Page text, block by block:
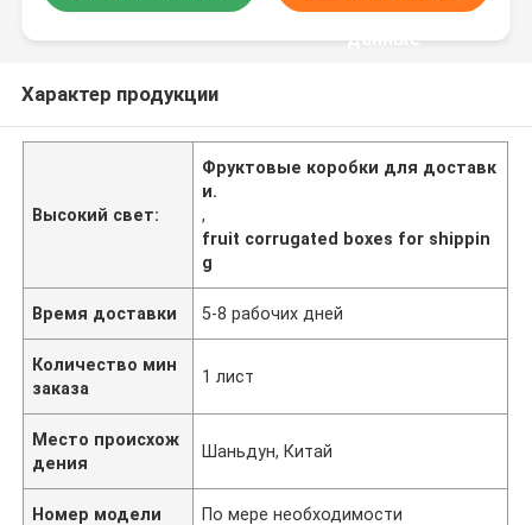
данные
Характер продукции
Высокий свет:
Фруктовые коробки для доставк
и.
,
fruit corrugated boxes for shippin
g
Время доставки 5-8 рабочих дней
Количество мин
заказа
1 лист
Место происхож
дения
Шаньдун, Китай
Номер модели По мере необходимости